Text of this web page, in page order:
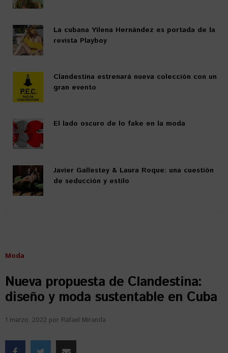
La cubana Yilena Hernández es portada de la
revista Playboy
Clandestina estrenará nueva colección con un
gran evento
El lado oscuro de lo fake en la moda
Javier Gallestey & Laura Roque: una cuestión
de seducción y estilo
Moda
Nueva propuesta de Clandestina:
diseño y moda sustentable en Cuba
1 marzo, 2022 por Rafael Miranda